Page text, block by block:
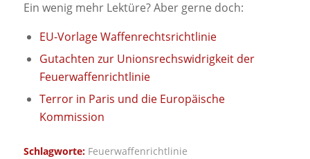
Ein wenig mehr Lektüre? Aber gerne doch:
EU-Vorlage Waffenrechtsrichtlinie
Gutachten zur Unionsrechswidrigkeit der
Feuerwaffenrichtlinie
Terror in Paris und die Europäische
Kommission
Schlagworte: Feuerwaffenrichtlinie